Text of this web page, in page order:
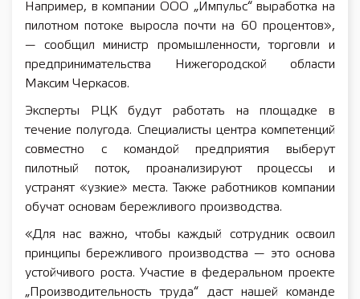
Например, в компании ООО „Импульс“ выработка на
пилотном потоке выросла почти на 60 процентов»,
— сообщил министр промышленности, торговли и
предпринимательства Нижегородской области
Максим Черкасов.
Эксперты РЦК будут работать на площадке в
течение полугода. Специалисты центра компетенций
совместно с командой предприятия выберут
пилотный поток, проанализируют процессы и
устранят «узкие» места. Также работников компании
обучат основам бережливого производства.
«Для нас важно, чтобы каждый сотрудник освоил
принципы бережливого производства — это основа
устойчивого роста. Участие в федеральном проекте
„Производительность труда“ даст нашей команде